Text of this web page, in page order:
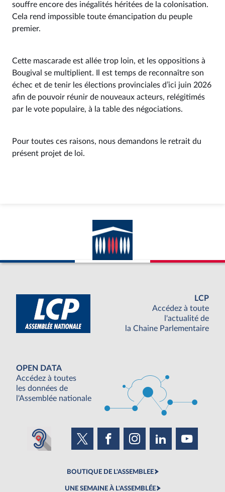
souffre encore des inégalités héritées de la colonisation.
Cela rend impossible toute émancipation du peuple
premier.
Cette mascarade est allée trop loin, et les oppositions à
Bougival se multiplient. Il est temps de reconnaître son
échec et de tenir les élections provinciales d’ici juin 2026
afin de pouvoir réunir de nouveaux acteurs, relégitimés
par le vote populaire, à la table des négociations.
Pour toutes ces raisons, nous demandons le retrait du
présent projet de loi.
LCP
Accédez à toute
l'actualité de
la Chaine Parlementaire
OPEN DATA
Accédez à toutes
les données de
l'Assemblée nationale
BOUTIQUE DE L'ASSEMBLEE
UNE SEMAINE À L'ASSEMBLÉE